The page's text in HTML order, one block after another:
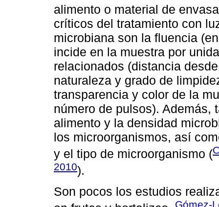
alimento o material de
críticos del tratamiento con
microbiana son la fluencia
incide en la muestra por
relacionados (distancia
naturaleza y grado de
transparencia y color de la
número de pulsos). Además,
alimento y la densidad
los microorganismos, así
y el tipo de microorganismo (
2010).
Son pocos los estudios
Gómez-